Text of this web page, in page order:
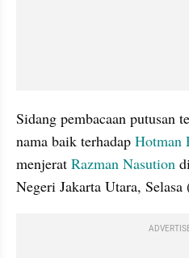
Sidang pembacaan putusan
nama baik terhadap Hotman
menjerat Razman Nasution
Negeri Jakarta Utara, Selasa